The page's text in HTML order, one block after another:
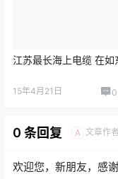
江苏最长海上电缆 在如
15年4月21日 0
0 条回复 A 文章作者
欢迎您，新朋友，感谢